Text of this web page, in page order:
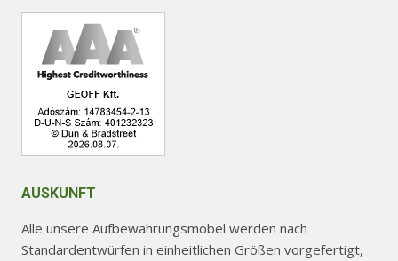
Produktseite
gewählt
werden
AUSKUNFT
Alle unsere Aufbewahrungsmöbel werden nach
Standardentwürfen in einheitlichen Größen vorgefertigt,